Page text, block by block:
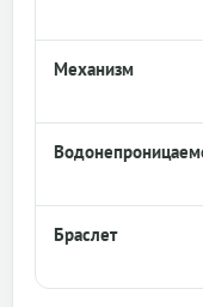
Механизм
Браслет